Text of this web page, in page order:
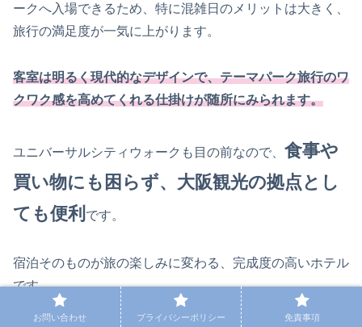
ークへ入場できるため、特に混雑日のメリットは大きく、
旅行の満足度が一気に上がります。
客室は明るく現代的なデザインで、テーマパーク旅行のワ
クワク感を高めてくれる仕掛けが随所にみられます。
ユニバーサルシティウォークも目の前なので、 食事や
買い物にも困らず、大阪観光の拠点とし
ても便利 です。
宿泊そのものが旅の楽しみに変わる、完成度の高いホテル
です。
お問い合わせ プライバシーポリシー 免責事項